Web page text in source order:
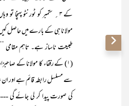
کے ۳؍ ستمبر کو ٹورنٹو پہنچا
مولانا ہی کے بارے میں حاصل کیں
طبیعت ناساز ہے۔ تاہم مقامی
(۱) کے رفقاء کا مولانا کے
سے مسلسل رابطہ قائم ہے اور ان
کی صورت پیدا کر لی جائے گی